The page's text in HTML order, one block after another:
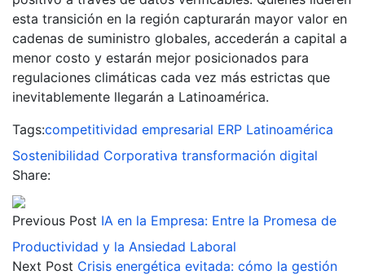
esta transición en la región capturarán mayor valor en
cadenas de suministro globales, accederán a capital a
menor costo y estarán mejor posicionados para
regulaciones climáticas cada vez más estrictas que
inevitablemente llegarán a Latinoamérica.
Tags:competitividad empresarial ERP Latinoamérica
Sostenibilidad Corporativa transformación digital
Share:
Previous Post IA en la Empresa: Entre la Promesa de
Productividad y la Ansiedad Laboral
Next Post Crisis energética evitada: cómo la gestión